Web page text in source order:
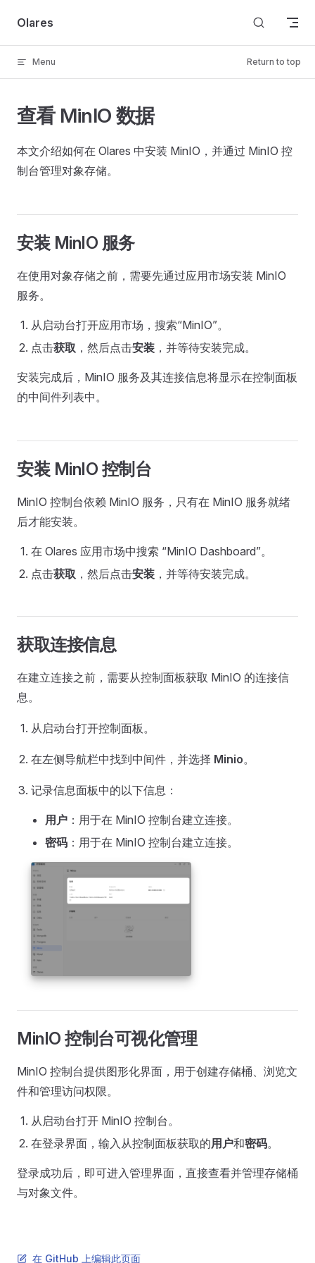
Skip to content
Olares
Menu Return to top
查看 MinIO 数据
本文介绍如何在 Olares 中安装 MinIO，并通过 MinIO 控
制台管理对象存储。
安装 MinIO 服务
在使用对象存储之前，需要先通过应用市场安装 MinIO
服务。
从启动台打开应用市场，搜索“MinIO”。
点击获取 ，然后点击安装 ，并等待安装完成。
安装完成后，MinIO 服务及其连接信息将显示在控制面板
的中间件列表中。
安装 MinIO 控制台
MinIO 控制台依赖 MinIO 服务，只有在 MinIO 服务就绪
后才能安装。
在 Olares 应用市场中搜索 “MinIO Dashboard”。
点击获取 ，然后点击安装 ，并等待安装完成。
获取连接信息
在建立连接之前，需要从控制面板获取 MinIO 的连接信
息。
从启动台打开控制面板。
在左侧导航栏中找到中间件，并选择 Minio。
记录信息面板中的以下信息：
用户 ：用于在 MinIO 控制台建立连接。
密码 ：用于在 MinIO 控制台建立连接。
MinIO 控制台可视化管理
MinIO 控制台提供图形化界面，用于创建存储桶、浏览文
件和管理访问权限。
从启动台打开 MinIO 控制台。
在登录界面，输入从控制面板获取的用户和密码。
登录成功后，即可进入管理界面，直接查看并管理存储桶
与对象文件。
在 GitHub 上编辑此页面